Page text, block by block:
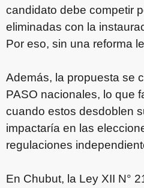
candidato debe competir
eliminadas con la
Por eso, sin una reforma
Además, la propuesta se
PASO nacionales, lo que
cuando estos desdoblen
impactaría en las
regulaciones
En Chubut, la Ley XII N°